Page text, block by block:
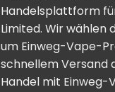
Handelsplattform
Limited. Wir wählen
um Einweg-Vape-
schnellem Versand
Handel mit Einweg-